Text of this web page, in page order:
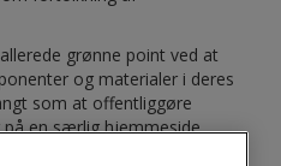
grønne point ved at
og materialer i deres
som at offentliggøre
en særlig hjemmeside.